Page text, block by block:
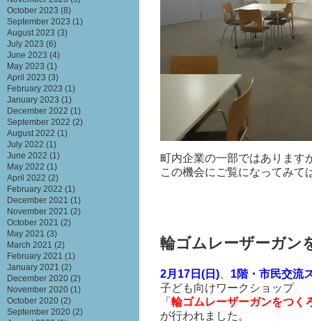
町内企業の一部ではあります
この機会にご覧になってみて
輪ゴムレーザーガン
2月17日(日)
1階・市民交流
子ども向けワークショップ
「 輪ゴムレーザーガンをつく
が行われました。
October 2023 (8)
September 2023 (1)
August 2023 (3)
July 2023 (6)
June 2023 (4)
May 2023 (1)
April 2023 (3)
February 2023 (1)
January 2023 (1)
December 2022 (1)
September 2022 (2)
August 2022 (1)
July 2022 (1)
June 2022 (1)
May 2022 (1)
April 2022 (2)
February 2022 (1)
December 2021 (1)
November 2021 (2)
October 2021 (2)
May 2021 (3)
March 2021 (2)
February 2021 (1)
January 2021 (2)
December 2020 (2)
November 2020 (1)
October 2020 (2)
September 2020 (2)